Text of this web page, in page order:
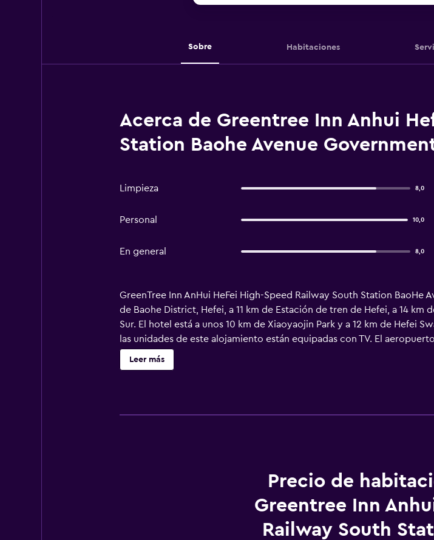
Sobre Habitaciones
Acerca de Greentree Inn Anhui
Station Baohe Avenue
Limpieza 8,0
Personal 10,0
En general 8,0
GreenTree Inn AnHui HeFei High-Speed Railway South Station
de Baohe District, Hefei, a 11 km de Estación de tren de Hefei, a 14
Sur. El hotel está a unos 10 km de Xiaoyaojin Park y a 12 km de Hefei
las unidades de este alojamiento están equipadas con TV. El
Leer más
Precio de
Greentree Inn
Railway South